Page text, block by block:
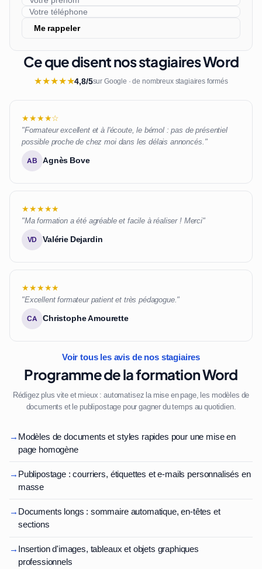
Me rappeler
Ce que disent nos stagiaires Word
★★★★★4,8/5sur Google · de nombreux stagiaires formés
★★★★☆
"Formateur excellent et à l'écoute, le bémol : pas de présentiel
possible proche de chez moi dans les délais annoncés."
AB Agnès Bove
★★★★★
"Ma formation a été agréable et facile à réaliser ! Merci"
VD Valérie Dejardin
★★★★★
"Excellent formateur patient et très pédagogue."
CA Christophe Amourette
Voir tous les avis de nos stagiaires
Programme de la formation Word
Rédigez plus vite et mieux : automatisez la mise en page, les modèles de
documents et le publipostage pour gagner du temps au quotidien.
→ Modèles de documents et styles rapides pour une mise en
page homogène
→ Publipostage : courriers, étiquettes et e-mails personnalisés en
masse
→ Documents longs : sommaire automatique, en-têtes et
sections
→ Insertion d'images, tableaux et objets graphiques
professionnels